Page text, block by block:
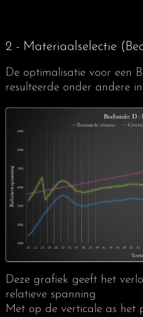
2 - Materiaalselectie
De optimalisatie voor een
resulteerde onder andere
Deze grafiek geeft het
relatieve spanning
Met op de verticale as het